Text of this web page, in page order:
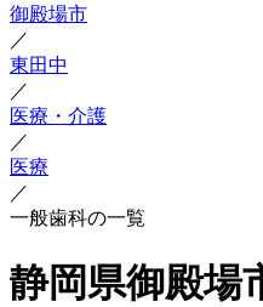
御殿場市
／
東田中
／
医療・介護
／
医療
／
一般歯科の一覧
静岡県御殿場